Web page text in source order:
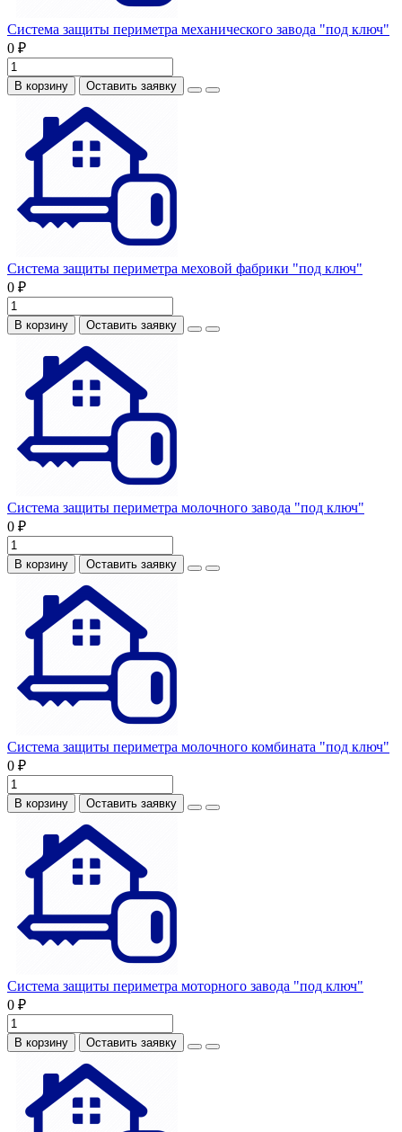
Система защиты периметра механического завода "под ключ"
0 ₽
В корзину Оставить заявку
Система защиты периметра меховой фабрики "под ключ"
0 ₽
В корзину Оставить заявку
Система защиты периметра молочного завода "под ключ"
0 ₽
В корзину Оставить заявку
Система защиты периметра молочного комбината "под ключ"
0 ₽
В корзину Оставить заявку
Система защиты периметра моторного завода "под ключ"
0 ₽
В корзину Оставить заявку